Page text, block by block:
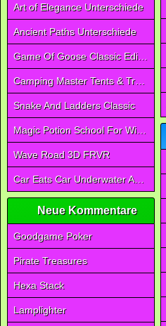
Art of Elegance Unterschiede
Ancient Paths Unterschiede
Game Of Goose Classic Edition
Camping Master Tents & Trees
Snake And Ladders Classic
Magic Potion School For Witch
Wave Road 3D FRVR
Car Eats Car Underwater Adventure FRVR
Neue Kommentare
Goodgame Poker
Pirate Treasures
Hexa Stack
Lamplighter